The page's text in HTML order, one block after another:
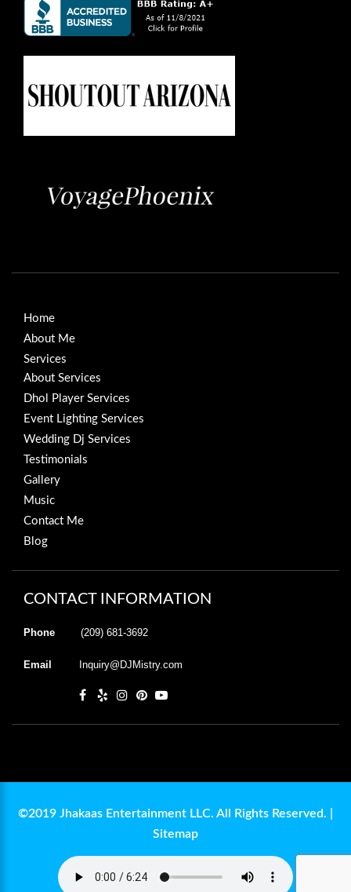
Home
About Me
Services
About Services
Dhol Player Services
Event Lighting Services
Wedding Dj Services
Testimonials
Gallery
Music
Contact Me
Blog
CONTACT INFORMATION
Phone (209) 681-3692
Email Inquiry@DJMistry.com
©2019 Jhakaas Entertainment LLC. All Rights Reserved. |
Sitemap